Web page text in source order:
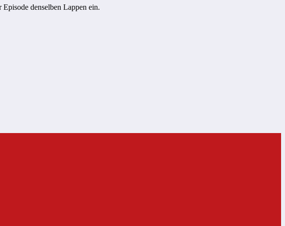
Episode denselben Lappen ein.